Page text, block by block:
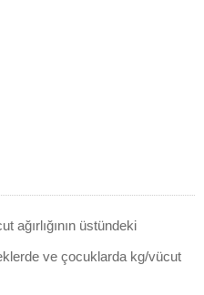
ağırlığının üstündeki
ve çocuklarda kg/vücut